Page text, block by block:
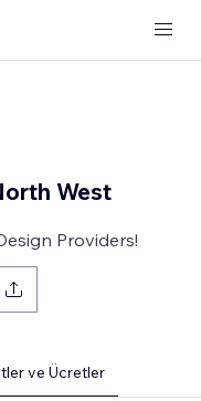
West
Providers!
ve Ücretler